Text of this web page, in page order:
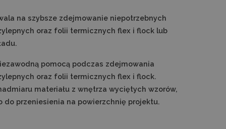
na szybsze zdejmowanie niepotrzebnych
oraz folii termicznych flex i flock lub
pomocą podczas zdejmowania
oraz folii termicznych flex i flock.
materiału z wnętrza wyciętych wzorów,
do przeniesienia na powierzchnię projektu.